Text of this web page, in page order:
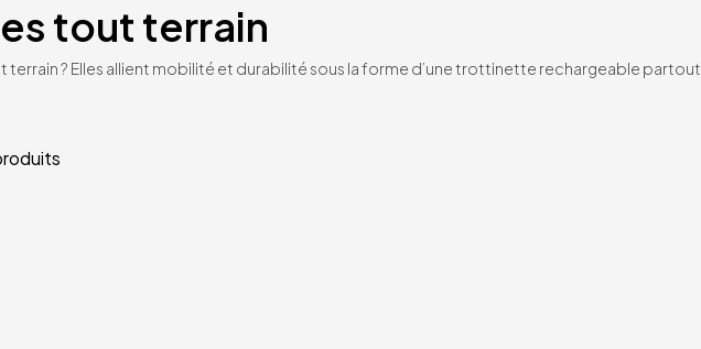
tout terrain
? Elles allient mobilité et durabilité sous la forme d’une trottinette rechargeable partout.